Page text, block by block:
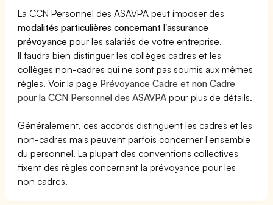
La CCN Personnel des ASAVPA peut imposer des
modalités particulières concernant l'assurance
prévoyance pour les salariés de votre entreprise.
Il faudra bien distinguer les collèges cadres et les
collèges non-cadres qui ne sont pas soumis aux mêmes
règles. Voir la page Prévoyance Cadre et non Cadre
pour la CCN Personnel des ASAVPA pour plus de détails.
Généralement, ces accords distinguent les cadres et les
non-cadres mais peuvent parfois concerner l'ensemble
du personnel. La plupart des conventions collectives
fixent des règles concernant la prévoyance pour les
non cadres.